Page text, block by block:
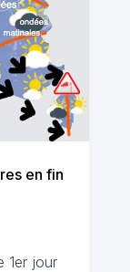
en fin
1er jour